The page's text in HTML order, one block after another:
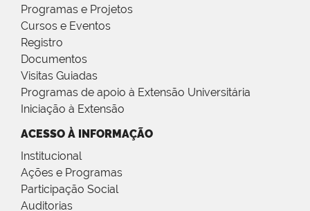
Programas e Projetos
Cursos e Eventos
Registro
Documentos
Visitas Guiadas
Programas de apoio à Extensão Universitária
Iniciação à Extensão
ACESSO À INFORMAÇÃO
Institucional
Ações e Programas
Participação Social
Auditorias